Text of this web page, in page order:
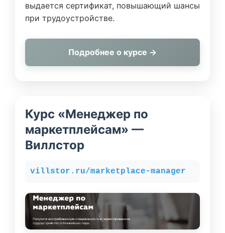
выдается сертификат, повышающий шансы
при трудоустройстве.
Подробнее о курсе →
Курс «Менеджер по
маркетплейсам» —
Виллстор
villstor.ru/marketplace-manager